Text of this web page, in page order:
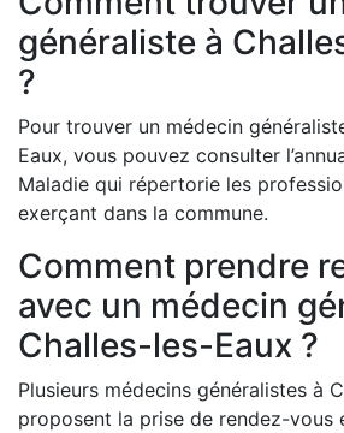
généraliste à
?
Pour trouver un médecin
Eaux, vous pouvez consulter
Maladie qui répertorie les
exerçant dans la commune.
Comment prendre
avec un médecin
Challes-les-Eaux ?
Plusieurs médecins généralistes à
proposent la prise de rendez-vous